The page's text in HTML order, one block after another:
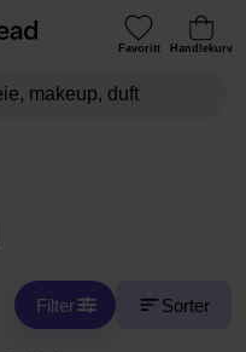
Favoritt Handlekurv
Filter Sorter